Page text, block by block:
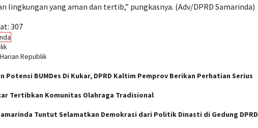
lingkungan yang aman dan tertib,” pungkasnya. (Adv/DPRD Samarinda)
307
Republik
Potensi BUMDes Di Kukar, DPRD Kaltim Pemprov Berikan Perhatian Serius
Tertibkan Komunitas Olahraga Tradisional
Tuntut Selamatkan Demokrasi dari Politik Dinasti di Gedung DPRD